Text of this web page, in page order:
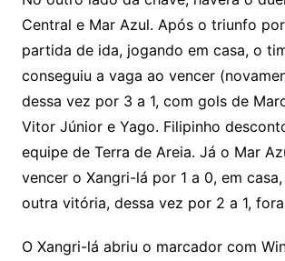
Central e Mar Azul. Após o triunfo
partida de ida, jogando em casa, o
conseguiu a vaga ao vencer
dessa vez por 3 a 1, com gols de
Vitor Júnior e Yago. Filipinho
equipe de Terra de Areia. Já o Mar
vencer o Xangri-lá por 1 a 0, em
outra vitória, dessa vez por 2 a 1,
O Xangri-lá abriu o marcador com